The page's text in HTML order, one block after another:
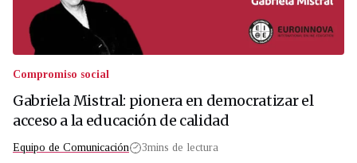
Compromiso social
Gabriela Mistral: pionera en democratizar el
acceso a la educación de calidad
Equipo de Comunicación 3mins de lectura